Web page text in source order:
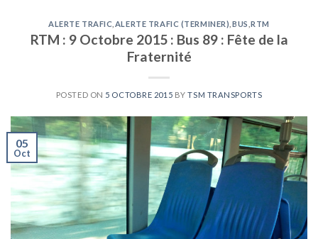
ALERTE TRAFIC ALERTE TRAFIC (TERMINER) BUS ,RTM
RTM : 9 Octobre 2015 : Bus 89 : Fête de la
Fraternité
POSTED ON 5 OCTOBRE 2015 BYTSM TRANSPORTS
05
Oct